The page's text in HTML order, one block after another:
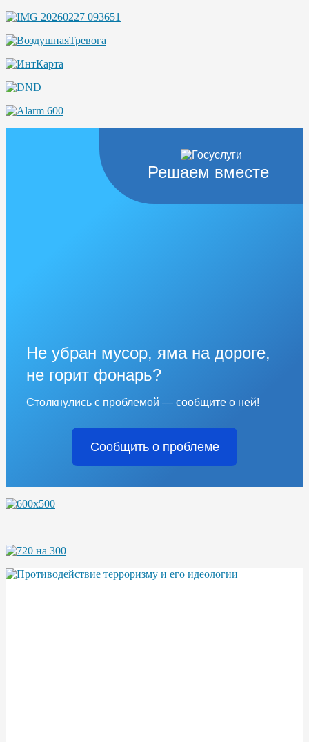
Решаем вместе
Не убран мусор, яма на дороге,
не горит фонарь?
Столкнулись с проблемой — сообщите о ней!
Сообщить о проблеме